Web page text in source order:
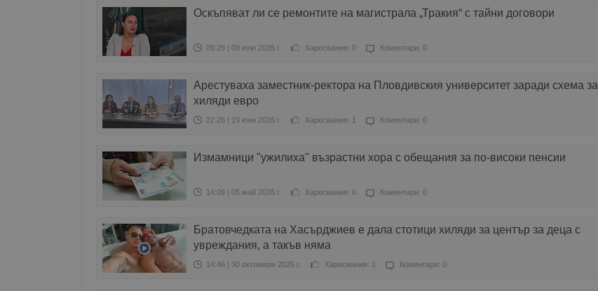
Оскъпяват ли се ремонтите на магистрала „Тракия“ с тайни договори
09:29 | 09 юли 2026 г. Харесвания: 0 Коментари: 0
Арестуваха заместник-ректора на Пловдивския университет заради схема за
хиляди евро
22:26 | 19 юни 2026 г. Харесвания: 1 Коментари: 0
Измамници "ужилиха" възрастни хора с обещания за по-високи пенсии
14:09 | 05 май 2026 г. Харесвания: 0 Коментари: 0
Братовчедката на Хасърджиев е дала стотици хиляди за център за деца с
увреждания, а такъв няма
14:46 | 30 октомври 2025 г. Харесвания: 1 Коментари: 0